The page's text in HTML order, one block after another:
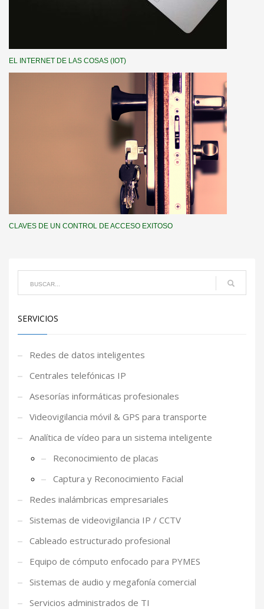
EL INTERNET DE LAS COSAS (IOT)
CLAVES DE UN CONTROL DE ACCESO EXITOSO
SERVICIOS
Redes de datos inteligentes
Centrales telefónicas IP
Asesorías informáticas profesionales
Videovigilancia móvil & GPS para transporte
Analítica de vídeo para un sistema inteligente
Reconocimiento de placas
Captura y Reconocimiento Facial
Redes inalámbricas empresariales
Sistemas de videovigilancia IP / CCTV
Cableado estructurado profesional
Equipo de cómputo enfocado para PYMES
Sistemas de audio y megafonía comercial
Servicios administrados de TI